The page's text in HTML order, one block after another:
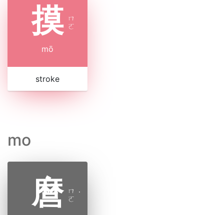
摸 ㄇ
ㄛ
mō
stroke
mo
麿 ㄇ
ㄛ ˙